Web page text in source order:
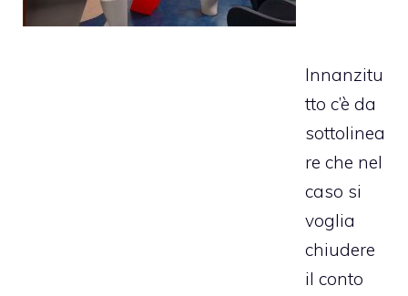
Innanzitu
tto c’è da
sottolinea
re che nel
caso si
voglia
chiudere
il conto